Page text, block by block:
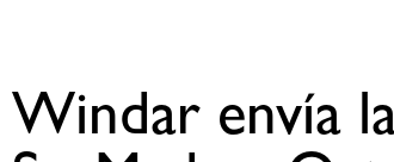
Windar envía